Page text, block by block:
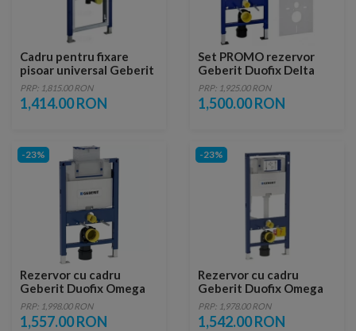
Cadru pentru fixare
pisoar universal Geberit
Duofix
PRP: 1,815.00 RON
1,414.00 RON
Set PROMO rezervor
Geberit Duofix Delta
UP100, set fixare,
clapeta Delta21, suporti
metalici
PRP: 1,925.00 RON
1,500.00 RON
-23%
Rezervor cu cadru
Geberit Duofix Omega
de 50x12 xH82 cm
PRP: 1,998.00 RON
1,557.00 RON
-23%
Rezervor cu cadru
Geberit Duofix Omega
50x12xH112 cm
PRP: 1,978.00 RON
1,542.00 RON